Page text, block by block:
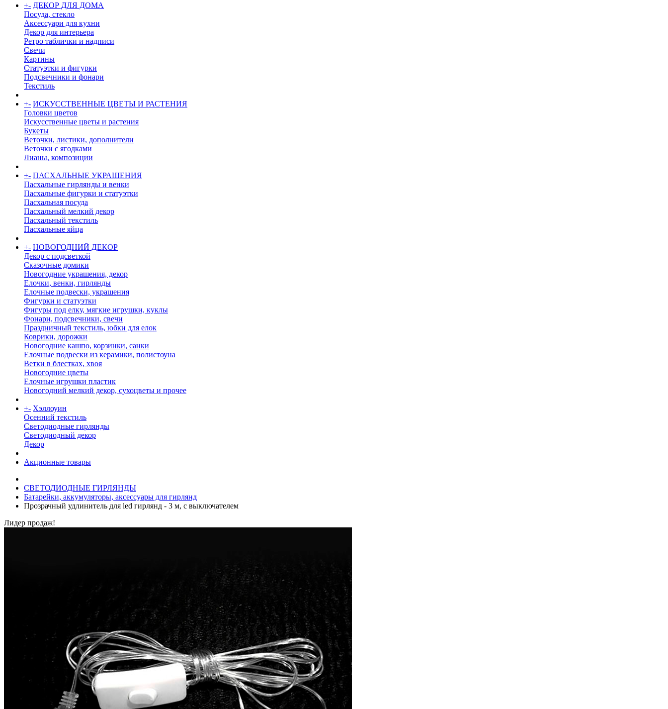
+- ДЕКОР ДЛЯ ДОМА
Посуда, стекло
Аксессуари для кухни
Декор для интерьера
Ретро таблички и надписи
Свечи
Картины
Статуэтки и фигурки
Подсвечники и фонари
Текстиль
+- ИСКУССТВЕННЫЕ ЦВЕТЫ И РАСТЕНИЯ
Головки цветов
Искусственные цветы и растения
Букеты
Веточки, листики, дополнители
Веточки с ягодками
Лианы, композиции
+- ПАСХАЛЬНЫЕ УКРАШЕНИЯ
Пасхальные гирлянды и венки
Пасхальные фигурки и статуэтки
Пасхальная посуда
Пасхальный мелкий декор
Пасхальный текстиль
Пасхальные яйца
+- НОВОГОДНИЙ ДЕКОР
Декор с подсветкой
Сказочные домики
Новогодние украшения, декор
Елочки, венки, гирлянды
Елочные подвески, украшения
Фигурки и статуэтки
Фигуры под елку, мягкие игрушки, куклы
Фонари, подсвечники, свечи
Праздничный текстиль, юбки для елок
Коврики, дорожки
Новогодние кашпо, корзинки, санки
Елочные подвески из керамики, полистоуна
Ветки в блестках, хвоя
Новогодние цветы
Елочные игрушки пластик
Новогодний мелкий декор, сухоцветы и прочее
+- Хэллоуин
Осенний текстиль
Светодиодные гирлянды
Светодиодный декор
Декор
Акционные товары
СВЕТОДИОДНЫЕ ГИРЛЯНДЫ
Батарейки, аккумуляторы, аксессуары для гирлянд
Прозрачный удлинитель для led гирлянд - 3 м, с выключателем
Лидер продаж!